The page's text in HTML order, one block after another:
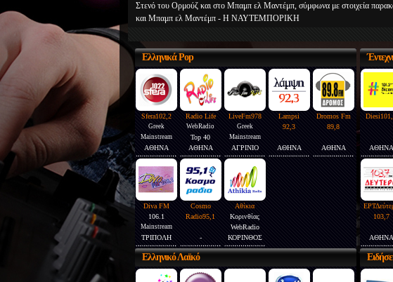
Στενό του Ορμούζ και στο Μπαμπ ελ Μαντέμπ, σύμφωνα με στοιχεία
και Μπαμπ ελ Μαντέμπ - Η ΝΑΥΤΕΜΠΟΡΙΚΗ
ΕλληνικάPop
Sfera102,2
Greek
Mainstream
ΑΘΗΝΑ
Radio Life
WebRadio
Top 40
ΑΘΗΝΑ
LiveFm978
Greek
Mainstream
ΑΓΡΙΝΙΟ
Lampsi
92,3
ΑΘΗΝΑ
Dromos Fm
89,8
ΑΘΗΝΑ
Diva FM
106.1
Mainstream
ΤΡΙΠΟΛΗ
Cosmo
Radio95,1
-
Αθίκια
Κορινθίας
WebRadio
ΚΟΡΙΝΘΟΣ
ΕλληνικόΛαϊκό
ΑΘΗΝΑ
103,7
ΑΘΗΝΑ